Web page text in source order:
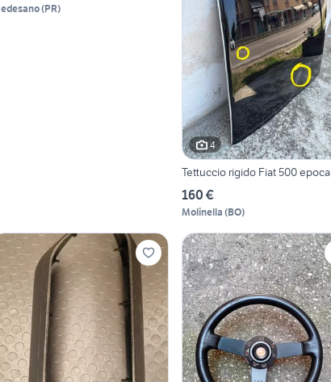
(PR)
4
Tettuccio rigido Fiat 500 epoca
160 €
Molinella (BO)